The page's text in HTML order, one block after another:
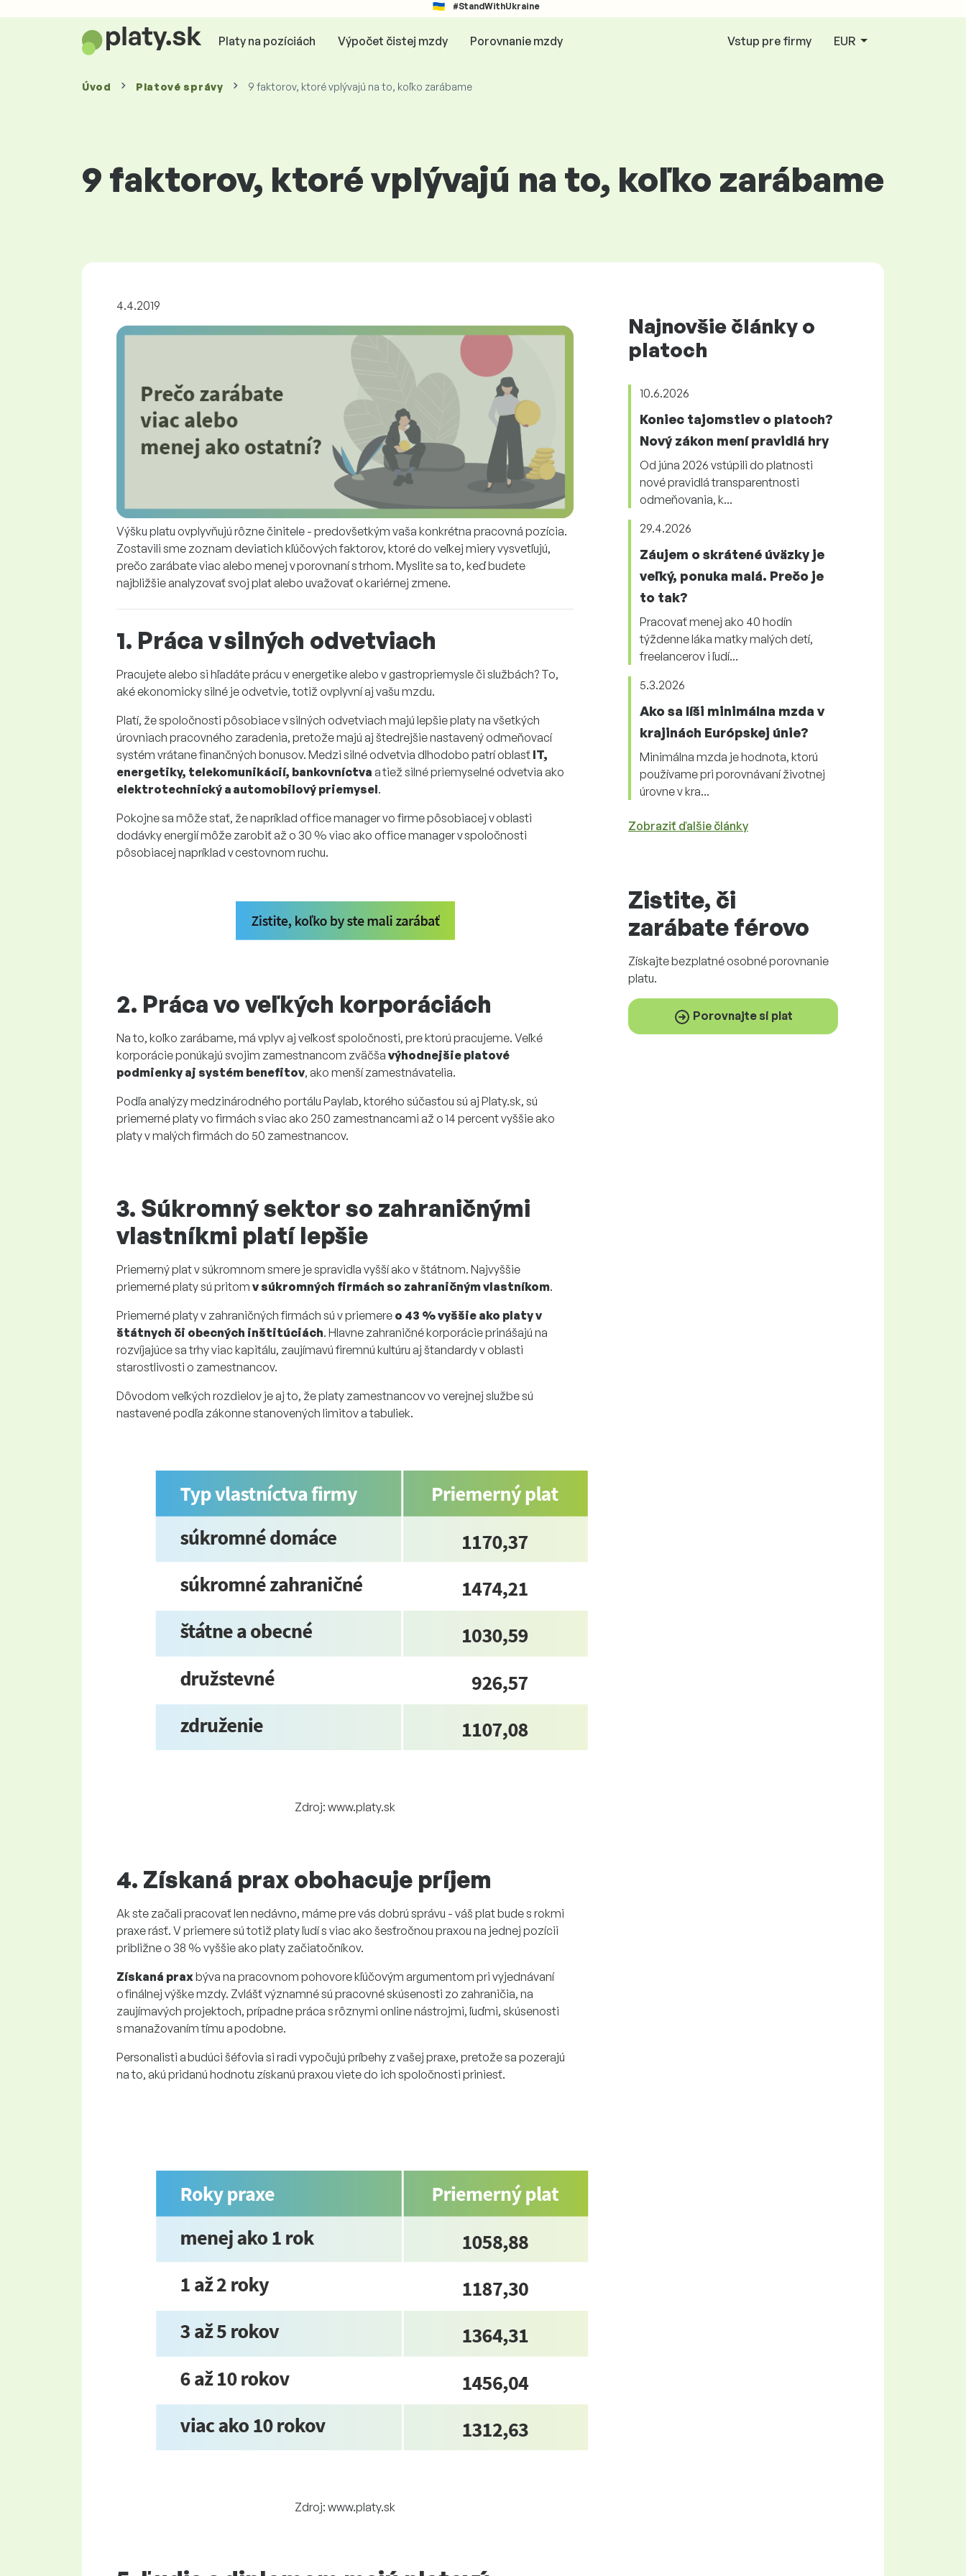
#StandWithUkraine
Platy na pozíciách Výpočet čistej mzdy Porovnanie mzdy Vstup pre firmy EUR
Úvod Platovésprávy 9 faktorov, ktoré vplývajú na to, koľko zarábame
9 faktorov, ktoré vplývajú na to, koľko zarábame
4.4.2019
Výšku platu ovplyvňujú rôzne činitele - predovšetkým vaša konkrétna pracovná pozícia.
Zostavili sme zoznam deviatich kľúčových faktorov, ktoré do veľkej miery vysvetľujú,
prečo zarábate viac alebo menej v porovnaní s trhom. Myslite sa to, keď budete
najbližšie analyzovať svoj plat alebo uvažovať o kariérnej zmene.
1. Práca v silných odvetviach
Pracujete alebo si hľadáte prácu v energetike alebo v gastropriemysle či službách? To,
aké ekonomicky silné je odvetvie, totiž ovplyvní aj vašu mzdu.
Platí, že spoločnosti pôsobiace v silných odvetviach majú lepšie platy na všetkých
úrovniach pracovného zaradenia, pretože majú aj štedrejšie nastavený odmeňovací
systém vrátane finančných bonusov. Medzi silné odvetvia dlhodobo patrí oblasť IT,
energetiky, telekomunikácií, bankovníctva a tiež silné priemyselné odvetvia ako
elektrotechnický a automobilový priemysel.
Pokojne sa môže stať, že napríklad office manager vo firme pôsobiacej v oblasti
dodávky energií môže zarobiť až o 30 % viac ako office manager v spoločnosti
pôsobiacej napríklad v cestovnom ruchu.
2. Práca vo veľkých korporáciách
Na to, koľko zarábame, má vplyv aj veľkosť spoločnosti, pre ktorú pracujeme. Veľké
korporácie ponúkajú svojim zamestnancom zväčša výhodnejšie platové
podmienky aj systém benefitov, ako menší zamestnávatelia.
Podľa analýzy medzinárodného portálu Paylab, ktorého súčasťou sú aj Platy.sk, sú
priemerné platy vo firmách s viac ako 250 zamestnancami až o 14 percent vyššie ako
platy v malých firmách do 50 zamestnancov.
3. Súkromný sektor so zahraničnými
vlastníkmi platí lepšie
Priemerný plat v súkromnom smere je spravidla vyšší ako v štátnom. Najvyššie
priemerné platy sú pritom v súkromných firmách so zahraničným vlastníkom.
Priemerné platy v zahraničných firmách sú v priemere o 43 % vyššie ako platy v
štátnych či obecných inštitúciách. Hlavne zahraničné korporácie prinášajú na
rozvíjajúce sa trhy viac kapitálu, zaujímavú firemnú kultúru aj štandardy v oblasti
starostlivosti o zamestnancov.
Dôvodom veľkých rozdielov je aj to, že platy zamestnancov vo verejnej službe sú
nastavené podľa zákonne stanovených limitov a tabuliek.
Zdroj: www.platy.sk
4. Získaná prax obohacuje príjem
Ak ste začali pracovať len nedávno, máme pre vás dobrú správu - váš plat bude s rokmi
praxe rásť. V priemere sú totiž platy ľudí s viac ako šesťročnou praxou na jednej pozícii
približne o 38 % vyššie ako platy začiatočníkov.
Získaná prax býva na pracovnom pohovore kľúčovým argumentom pri vyjednávaní
o finálnej výške mzdy. Zvlášť významné sú pracovné skúsenosti zo zahraničia, na
zaujímavých projektoch, prípadne práca s rôznymi online nástrojmi, ľuďmi, skúsenosti
s manažovaním tímu a podobne.
Personalisti a budúci šéfovia si radi vypočujú príbehy z vašej praxe, pretože sa pozerajú
na to, akú pridanú hodnotu získanú praxou viete do ich spoločnosti priniesť.
Zdroj: www.platy.sk
Najnovšie články o
platoch
10.6.2026
Koniec tajomstiev o platoch?
Nový zákon mení pravidlá hry
Od júna 2026 vstúpili do platnosti
nové pravidlá transparentnosti
odmeňovania, k...
29.4.2026
Záujem o skrátené úväzky je
veľký, ponuka malá. Prečo je
to tak?
Pracovať menej ako 40 hodín
týždenne láka matky malých detí,
freelancerov i ľudí...
5.3.2026
Ako sa líši minimálna mzda v
krajinách Európskej únie?
Minimálna mzda je hodnota, ktorú
používame pri porovnávaní životnej
úrovne v kra...
Zobraziť ďalšie články
Zistite, či
zarábate férovo
Získajtebezplatnéosobné porovnanie
platu.
Porovnajte si plat